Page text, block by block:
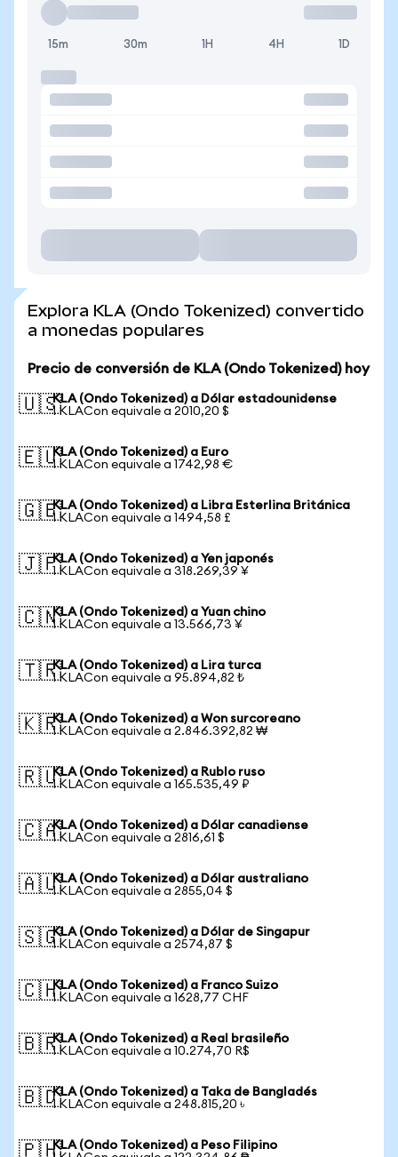
15m 30m 1H 4H 1D
Explora KLA (Ondo Tokenized) convertido
a monedas populares
Precio de conversión de KLA (Ondo Tokenized) hoy
🇺🇸KLA (Ondo Tokenized) a Dólar estadounidense
1 KLACon equivale a 2010,20 $
🇪🇺KLA (Ondo Tokenized) a Euro
1 KLACon equivale a 1742,98 €
🇬🇧KLA (Ondo Tokenized) a Libra Esterlina Británica
1 KLACon equivale a 1494,58 £
🇯🇵KLA (Ondo Tokenized) a Yen japonés
1 KLACon equivale a 318.269,39 ¥
🇨🇳KLA (Ondo Tokenized) a Yuan chino
1 KLACon equivale a 13.566,73 ¥
🇹🇷KLA (Ondo Tokenized) a Lira turca
1 KLACon equivale a 95.894,82 ₺
🇰🇷KLA (Ondo Tokenized) a Won surcoreano
1 KLACon equivale a 2.846.392,82 ₩
🇷🇺KLA (Ondo Tokenized) a Rublo ruso
1 KLACon equivale a 165.535,49 ₽
🇨🇦KLA (Ondo Tokenized) a Dólar canadiense
1 KLACon equivale a 2816,61 $
🇦🇺KLA (Ondo Tokenized) a Dólar australiano
1 KLACon equivale a 2855,04 $
🇸🇬KLA (Ondo Tokenized) a Dólar de Singapur
1 KLACon equivale a 2574,87 $
🇨🇭KLA (Ondo Tokenized) a Franco Suizo
1 KLACon equivale a 1628,77 CHF
🇧🇷KLA (Ondo Tokenized) a Real brasileño
1 KLACon equivale a 10.274,70 R$
🇧🇩KLA (Ondo Tokenized) a Taka de Bangladés
1 KLACon equivale a 248.815,20 ৳
🇵🇭KLA (Ondo Tokenized) a Peso Filipino